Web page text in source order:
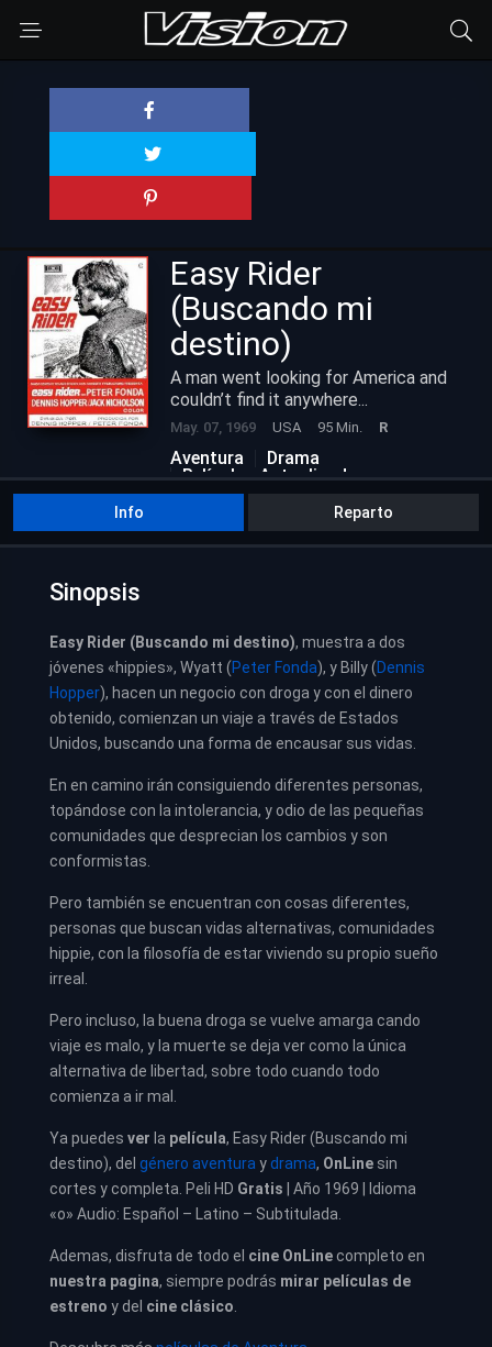
Easy Rider
(Buscando mi
destino)
A man went looking for America and
couldn’t find it anywhere...
May. 07, 1969 USA 95 Min. R
Aventura
Drama
Películas Actualizadas
Info Reparto
Sinopsis
Easy Rider (Buscando mi destino), muestra a dos
jóvenes «hippies», Wyatt (Peter Fonda), y Billy (Dennis
Hopper), hacen un negocio con droga y con el dinero
obtenido, comienzan un viaje a través de Estados
Unidos, buscando una forma de encausar sus vidas.
En en camino irán consiguiendo diferentes personas,
topándose con la intolerancia, y odio de las pequeñas
comunidades que desprecian los cambios y son
conformistas.
Pero también se encuentran con cosas diferentes,
personas que buscan vidas alternativas, comunidades
hippie, con la filosofía de estar viviendo su propio sueño
irreal.
Pero incluso, la buena droga se vuelve amarga cando
viaje es malo, y la muerte se deja ver como la única
alternativa de libertad, sobre todo cuando todo
comienza a ir mal.
Ya puedes ver la película, Easy Rider (Buscando mi
destino), del género aventura ydrama, OnLine sin
cortes y completa. Peli HD Gratis | Año 1969 | Idioma
«o» Audio: Español – Latino – Subtitulada.
Ademas, disfruta de todo el cine OnLinecompleto en
nuestra pagina, siempre podrás mirar películas de
estreno y del cine clásico